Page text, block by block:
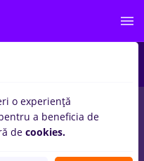
inBucuresti
/ Instalatii, Medicina /
o experiență
a beneficia de
de cookies.